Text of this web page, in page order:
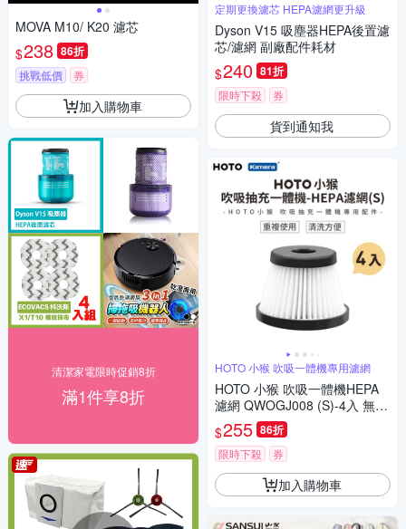
MOVA M10/ K20 濾芯
$238 86折
挑戰低價 券
加入購物車
清潔家電限時促銷8折
滿1件享8折
定期更換濾芯 HEPA濾網更升級
Dyson V15 吸塵器HEPA後置濾
芯/濾網 副廠配件耗材
$240 81折
限時下殺 券
貨到通知我
HOTO 小猴 吹吸一體機專用濾網
HOTO 小猴 吹吸一體機HEPA
濾網 QWOGJ008 (S)-4入 無線
手持吸塵器HEPA 濾網 車用吸
塵器可水洗濾網 家用吸塵器濾
網
$255 86折
限時下殺 券
加入購物車